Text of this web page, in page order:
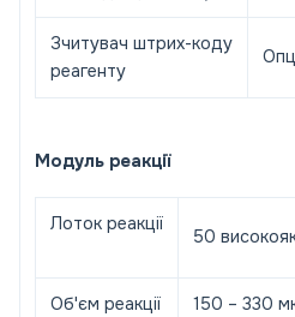
Зчитувач штрих-коду
реагенту
Модуль реакції
Лоток реакції
50
Об'єм реакції 150 – 330